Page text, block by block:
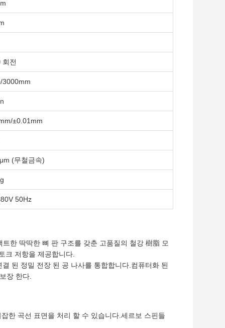
회전
3000mm
±0.01mm
(무철금속)
50Hz
한 딱딱한 뼈 판 구조를 갖춘 고품질의 철강 樹脂 모
크 저항을 제공합니다.
된 정밀 전장 된 공 나사를 통합합니다.컴퓨터화 된
장 한다.
한 곡선 표면을 처리 할 수 있습니다.세르보 스핀들